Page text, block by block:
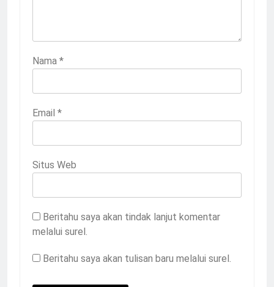
Nama *
Email *
Situs Web
Beritahu saya akan tindak lanjut komentar
melalui surel.
Beritahu saya akan tulisan baru melalui surel.